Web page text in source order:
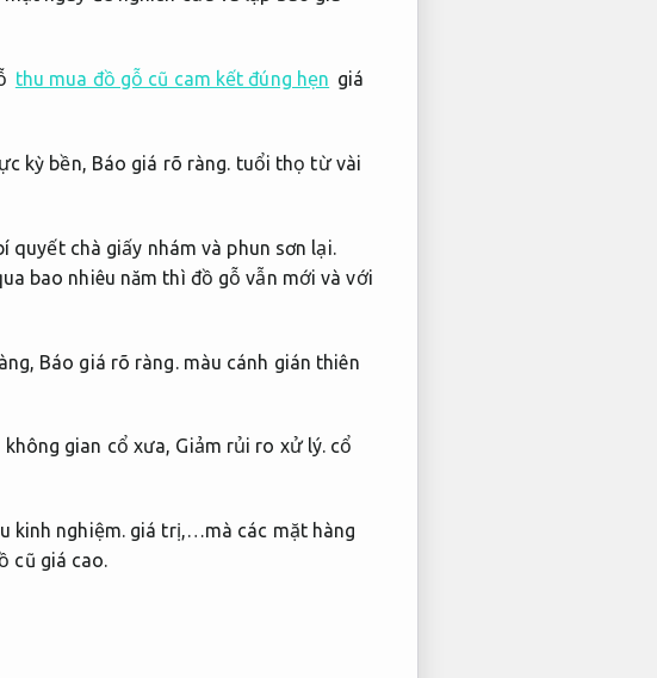
thu mua đồ gỗ cũ cam kết đúng hẹn giá
kỳ bền, Báo giá rõ ràng. tuổi thọ từ vài
quyết chà giấy nhám và phun sơn lại.
bao nhiêu năm thì đồ gỗ vẫn mới và với
Báo giá rõ ràng. màu cánh gián thiên
gian cổ xưa, Giảm rủi ro xử lý. cổ
kinh nghiệm.giá trị,…mà các mặt hàng
cũ giá cao.